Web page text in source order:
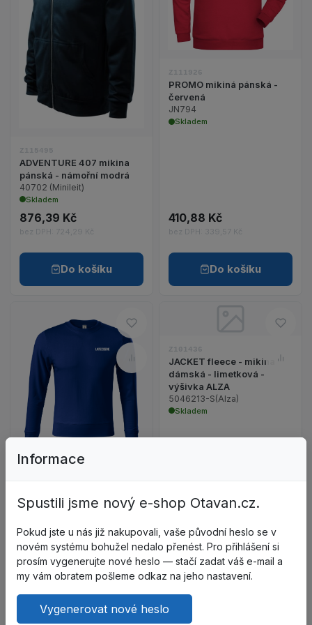
Zobrazit detail produktu ADVENTURE 407
Z115495
ADVENTURE 407 mikina
pánská - námořní modrá
40702 (Minileit)
Skladem
876,39 Kč
bez DPH: 724,29 Kč
Do košíku
Z111926
PROMO mikiná pánská -
červená
JN794
Skladem
410,88 Kč
bez DPH: 339,57 Kč
Do košíku
Do oblíbených – ZERO Mikina
Porovnat – ZERO Mikina
Zobrazit detail produktu ZERO Mikina unisex -
královská modrá - s
potiskem Latecoere
Skladem
406,56 Kč
bez DPH: 336,00 Kč
Do košíku
Do
Zobrazit detail
Z101436
JACKET fleece - mikina
dámská - limetková -
výšivka ALZA
5046213-S(Alza)
Skladem
573,76 Kč
bez DPH: 474,18 Kč
Informace
Spustili jsme nový e-shop Otavan.cz.
Pokud jste u nás již nakupovali, vaše původní heslo se v
novém systému bohužel nedalo přenést. Pro přihlášení si
prosím vygenerujte nové heslo — stačí zadat váš e-mail a
my vám obratem pošleme odkaz na jeho nastavení.
Vygenerovat nové heslo